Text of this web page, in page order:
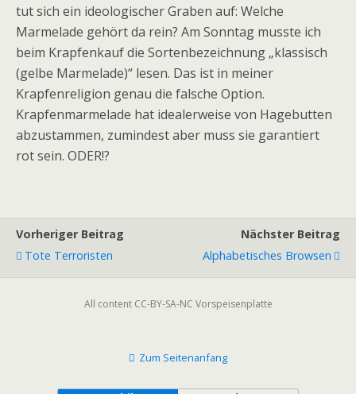
tut sich ein ideologischer Graben auf: Welche
Marmelade gehört da rein? Am Sonntag musste ich
beim Krapfenkauf die Sortenbezeichnung „klassisch
(gelbe Marmelade)“ lesen. Das ist in meiner
Krapfenreligion genau die falsche Option.
Krapfenmarmelade hat idealerweise von Hagebutten
abzustammen, zumindest aber muss sie garantiert
rot sein. ODER!?
Vorheriger Beitrag
Tote Terroristen
Nächster Beitrag
Alphabetisches Browsen
All content CC-BY-SA-NC Vorspeisenplatte
Zum Seitenanfang